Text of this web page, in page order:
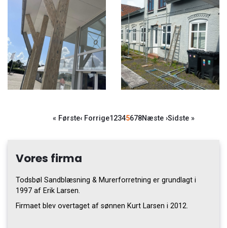
SideinddelingFørste
« FørsteForrige
‹ ForrigeSide
1 Side
2Side
3Side
4Side
5Side
6Side
7Side
8Næste
Næste ›Sidste
Sidste »
Vores firma
Todsbøl Sandblæsning & Murerforretning er grundlagt i
1997 af Erik Larsen.
Firmaet blev overtaget af sønnen Kurt Larsen i 2012.